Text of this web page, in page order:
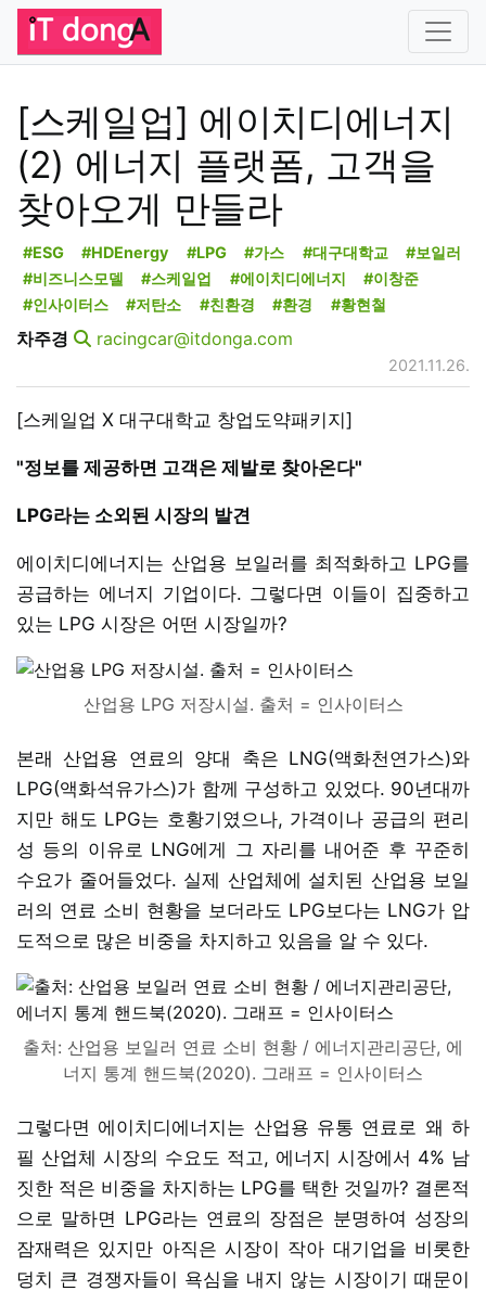
[스케일업] 에이치디에너지
(2) 에너지 플랫폼, 고객을
찾아오게 만들라
#ESG #HDEnergy #LPG #가스 #대구대학교
#보일러
#비즈니스모델
#스케일업 #에이치디에너지
#이창준
#인사이터스
#저탄소 #친환경 #환경 #황현철
차주경 racingcar@itdonga.com
2021.11.26.
[스케일업 X 대구대학교 창업도약패키지]
"정보를 제공하면 고객은 제발로 찾아온다"
LPG라는 소외된 시장의 발견
에이치디에너지는 산업용 보일러를 최적화하고 LPG를
공급하는 에너지 기업이다. 그렇다면 이들이 집중하고
있는 LPG 시장은 어떤 시장일까?
산업용 LPG 저장시설. 출처 = 인사이터스
본래 산업용 연료의 양대 축은 LNG(액화천연가스)와
LPG(액화석유가스)가 함께 구성하고 있었다. 90년대까
지만 해도 LPG는 호황기였으나, 가격이나 공급의 편리
성 등의 이유로 LNG에게 그 자리를 내어준 후 꾸준히
수요가 줄어들었다. 실제 산업체에 설치된 산업용 보일
러의 연료 소비 현황을 보더라도 LPG보다는 LNG가 압
도적으로 많은 비중을 차지하고 있음을 알 수 있다.
출처: 산업용 보일러 연료 소비 현황 / 에너지관리공단, 에
너지 통계 핸드북(2020). 그래프 = 인사이터스
그렇다면 에이치디에너지는 산업용 유통 연료로 왜 하
필 산업체 시장의 수요도 적고, 에너지 시장에서 4% 남
짓한 적은 비중을 차지하는 LPG를 택한 것일까? 결론적
으로 말하면 LPG라는 연료의 장점은 분명하여 성장의
잠재력은 있지만 아직은 시장이 작아 대기업을 비롯한
덩치 큰 경쟁자들이 욕심을 내지 않는 시장이기 때문이